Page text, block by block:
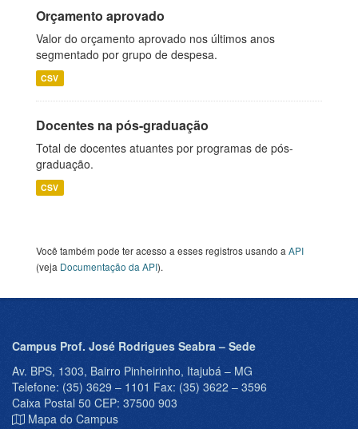
Orçamento aprovado
Valor do orçamento aprovado nos últimos anos
segmentado por grupo de despesa.
CSV
Docentes na pós-graduação
Total de docentes atuantes por programas de pós-
graduação.
CSV
Você também pode ter acesso a esses registros usando a API
(veja Documentação da API).
Campus Prof. José Rodrigues Seabra – Sede
Av. BPS, 1303, Bairro Pinheirinho, Itajubá – MG
Telefone: (35) 3629 – 1101 Fax: (35) 3622 – 3596
Caixa Postal 50 CEP: 37500 903
Mapa do Campus